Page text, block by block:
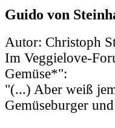
Guido von
Autor: Christoph
Im Veggielove-
Gemüse*":
"(...) Aber weiß
Gemüseburger